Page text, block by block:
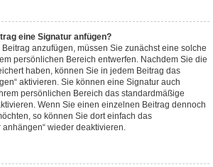
eine Signatur anfügen?
anzufügen, müssen Sie zunächst eine solche
persönlichen Bereich entwerfen. Nachdem Sie die
haben, können Sie in jedem Beitrag das
aktivieren. Sie können eine Signatur auch
persönlichen Bereich das standardmäßige
Wenn Sie einen einzelnen Beitrag dennoch
so können Sie dort einfach das
anhängen“ wieder deaktivieren.